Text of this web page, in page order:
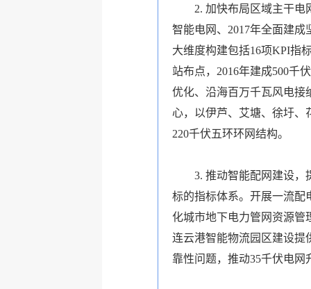
2. 加快布局区域主干电
智能电网、 2017年全面建成
大维度构建包括16项KPI指
站布点， 2016年建成500千
优化、沿海百万千瓦风电接
心，以伊芦、艾塘、徐圩、
220千伏五环环网结构。
3. 推动智能配网建设，
标的指标体系。开展一流配
化城市地下电力管网资源管
连云港智能物流园区建设提
靠性问题，推动35千伏电网